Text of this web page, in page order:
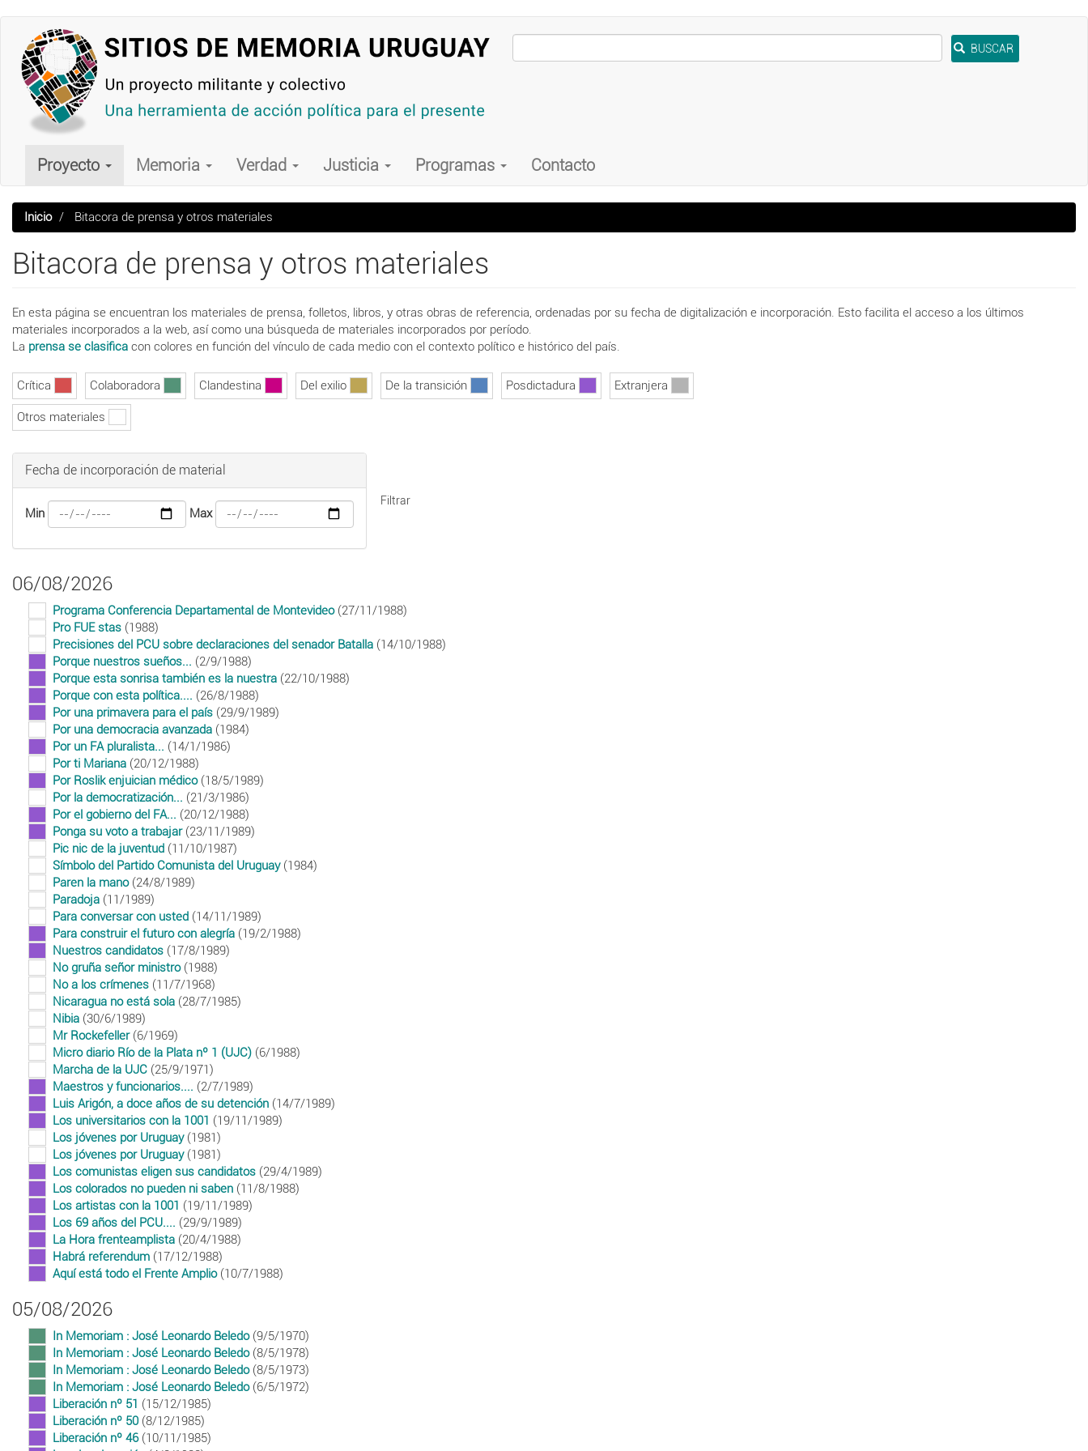
contenido
principal
BUSCAR
Main
navigation
Proyecto Memoria Verdad Justicia Programas Contacto
Inicio Bitacora de prensa y otros materiales
Bitacora de prensa y otros materiales
En esta página se encuentran los materiales de prensa, folletos, libros, y otras obras de referencia, ordenadas por su fecha de digitalización e incorporación. Esto facilita el acceso a los últimos
materiales incorporados a la web, así como una búsqueda de materiales incorporados por período.
La prensa se clasifica con colores en función del vínculo de cada medio con el contexto político e histórico del país.
Crítica Colaboradora Clandestina Del exilio De la transición Posdictadura Extranjera
Otros materiales
Fecha de incorporación de material
Min Max
Filtrar
06/08/2026
Programa Conferencia Departamental de Montevideo(27/11/1988)
Pro FUE stas (1988)
Precisiones del PCU sobre declaraciones del senador Batalla (14/10/1988)
Porque nuestros sueños... (2/9/1988)
Porque esta sonrisa también es la nuestra (22/10/1988)
Porque con esta política.... (26/8/1988)
Por una primavera para el país (29/9/1989)
Por una democracia avanzada (1984)
Por un FA pluralista... (14/1/1986)
Por ti Mariana (20/12/1988)
Por Roslik enjuician médico(18/5/1989)
Por la democratización... (21/3/1986)
Por el gobierno del FA... (20/12/1988)
Ponga su voto a trabajar(23/11/1989)
Pic nic de la juventud (11/10/1987)
Símbolo del Partido Comunista del Uruguay(1984)
Paren la mano(24/8/1989)
Paradoja (11/1989)
Para conversar con usted (14/11/1989)
Para construir el futuro con alegría (19/2/1988)
Nuestros candidatos (17/8/1989)
No gruña señor ministro(1988)
No a los crímenes (11/7/1968)
Nicaragua no está sola (28/7/1985)
Nibia (30/6/1989)
Mr Rockefeller(6/1969)
Micro diario Río de la Plata nº 1 (UJC) (6/1988)
Marcha de la UJC (25/9/1971)
Maestros y funcionarios.... (2/7/1989)
Luis Arigón, a doce años de su detención (14/7/1989)
Los universitarios con la 1001 (19/11/1989)
Los jóvenes por Uruguay(1981)
Los jóvenes por Uruguay(1981)
Los comunistas eligen sus candidatos (29/4/1989)
Los colorados no pueden ni saben (11/8/1988)
Los artistas con la 1001 (19/11/1989)
Los 69 años del PCU.... (29/9/1989)
La Hora frenteamplista (20/4/1988)
Habrá referendum (17/12/1988)
Aquí está todo el Frente Amplio(10/7/1988)
05/08/2026
In Memoriam : José Leonardo Beledo(9/5/1970)
In Memoriam : José Leonardo Beledo(8/5/1978)
In Memoriam : José Leonardo Beledo(8/5/1973)
In Memoriam : José Leonardo Beledo(6/5/1972)
Liberación nº 51 (15/12/1985)
Liberación nº 50(8/12/1985)
Liberación nº 46(10/11/1985)